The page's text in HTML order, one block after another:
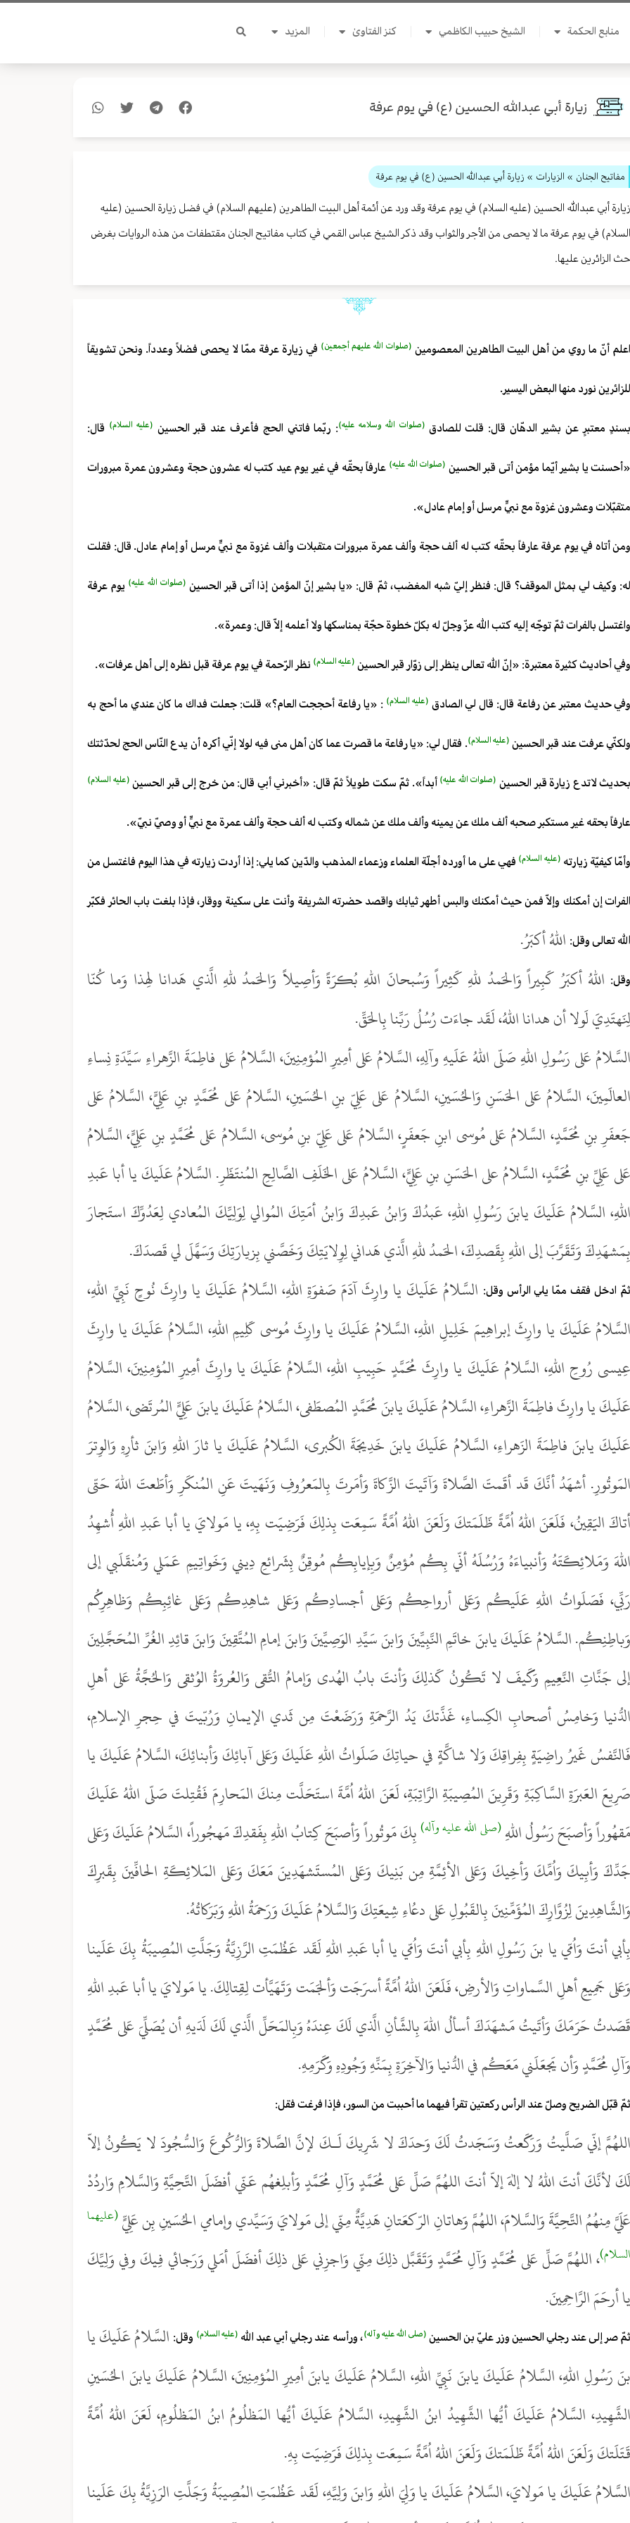
منابع الحكمة الشيخ حبيب الكاظمي كنز الفتاوىٰ المزيد
زيارة أبي عبدالله الحسين (ع) في يوم عرفة
مفاتيح الجنان » الزيارات » زيارة أبي عبدالله الحسين (ع) في يوم عرفة
زيارة أبي عبدالله الحسين (عليه السلام) في يوم عرفة وقد ورد عن أئمة أهل البيت الطاهرين (عليهم السلام) في فضل زيارة الحسين (عليه
السلام) في يوم عرفة ما لا يحصى من الأجر والثواب وقد ذكر الشيخ عباس القمي في كتاب مفاتيح الجنان مقتطفات من هذه الروايات بغرض
حث الزائرين عليها.
اعلم أنّ ما روي من أهل البيت الطاهرين المعصومين (صلوات الله عليهم أجمعين) في زيارة عرفة ممّا لا يحصى فضلاً وعدداً. ونحن تشويقاً
للزائرين نورد منها البعض اليسير.
بسندٍ معتبرٍ عن بشير الدهّان قال: قلت للصادق (صلوات الله وسلامه عليه): ربّما فاتني الحج فأعرف عند قبر الحسين (عليه السلام) قال:
«أحسنت يا بشير أيّما مؤمن أتى قبر الحسين (صلوات الله عليه) عارفاً بحقّه في غير يوم عيد كتب له عشرون حجة وعشرون عمرة مبرورات
متقبّلات وعشرون غزوة مع نبيٍّ مرسل أو إمام عادل».
ومن أتاه في يوم عرفة عارفاً بحقّه كتب له ألف حجة وألف عمرة مبرورات متقبلات وألف غزوة مع نبيٍّ مرسل أو إمام عادل. قال: فقلت
له: وكيف لي بمثل الموقف؟ قال: فنظر إليّ شبه المغضب، ثمّ قال: «يا بشير إنّ المؤمن إذا أتى قبر الحسين (صلوات الله عليه) يوم عرفة
واغتسل بالفرات ثمّ توجّه إليه كتب الله عزّ وجلّ له بكلّ خطوة حجّة بمناسكها ولا أعلمه إلاّ قال: وعمرة».
وفي أحاديث كثيرة معتبرة: «إنّ الله تعالى ينظر إلى زوّار قبر الحسين (عليه السلام) نظر الرّحمة في يوم عرفة قبل نظره إلى أهل عرفات».
وفي حديث معتبر عن رفاعة قال: قال لي الصادق (عليه السلام) : «يا رفاعة أحججت العام؟» قلت: جعلت فداك ما كان عندي ما أحج به
ولكنّي عرفت عند قبر الحسين (عليه السلام). فقال لي: «يا رفاعة ما قصرت عما كان أهل منى فيه لولا إنّي أكره أن يدع النّاس الحج لحدّثتك
بحديث لاتدع زيارة قبر الحسين (صلوات الله عليه) أبداً». ثمّ سكت طويلاً ثمّ قال: «أخبرني أبي قال: من خرج إلى قبر الحسين (عليه السلام)
عارفاً بحقه غير مستكبر صحبه ألف ملك عن يمينه وألف ملك عن شماله وكتب له ألف حجة وألف عمرة مع نبيٍّ أو وصيّ نبيّ».
وأمّا كيفيّة زيارته (عليه السلام) فهي على ما أورده أجلّة العلماء وزعماء المذهب والدّين كما يلي: إذا أردت زيارته في هذا اليوم فاغتسل من
الفرات إن أمكنك وإلاّ فمن حيث أمكنك والبس أطهر ثيابك واقصد حضرته الشريفة وأنت على سكينة ووقار، فإذا بلغت باب الحائر فكبّر
الله تعالى وقل: اللهُ أكبَرُ.
وقل: اللهُ أكبَرُ كَبِيراً وَالحَمدُ للهِ كَثِيراً وَسُبحانَ اللهِ بُكرَةً وَأصِيلاً وَالحَمدُ للهِ الَّذي هَدانا لِهذا وَما كُنّا
لِنَهتَدِيَ لَولا أن هدانا اللهُ، لَقَد جاءَت رُسُلُ رَبِّنا بِالحَقِّ.
السَّلامُ عَلى رَسُولِ اللهِ صَلّى اللهُ عَلَيهِ وآلِهِ، السَّلامُ عَلى أمِيرِ المُؤمِنِينَ، السَّلامُ عَلى فاطِمَةَ الزَّهراءِ سَيِّدَةِ نِساءِ
العالَمِينَ، السَّلامُ عَلى الحَسَنِ وَالحُسَينِ، السَّلامُ عَلى عَلِيّ بنِ الحُسَينِ، السَّلامُ عَلى مُحَمَّدٍ بنِ عَلِيٍّ، السَّلامُ عَلى
جَعفَرِ بنِ مُحَمَّدٍ، السَّلامُ عَلى مُوسى ابنِ جَعفَرٍ، السَّلامُ عَلى عَلِيّ بنِ مُوسى، السَّلامُ عَلى مُحَمَّدٍ بنِ عَلِيٍّ، السَّلامُ
عَلى عَلِيِّ بنِ مُحَمَّدٍ، السَّلامُ على الحَسَنِ بنِ عَلِيٍّ، السَّلامُ عَلى الخَلَفِ الصَّالِحِ المُنتَظَرِ. السَّلامُ عَلَيكَ يا أبا عَبدِ
اللهِ، السَّلامُ عَلَيكَ يابنَ رَسُولِ اللهِ، عَبدُكَ وَابنُ عَبدِكَ وَابنُ أمَتِكَ المُوالي لِوَلِيِّكَ المُعادي لِعَدُوِّكَ استَجارَ
بِمَشهَدِكَ وَتَقَرَّبَ إلى اللهِ بِقَصدِكَ، الحَمدُ للهِ الَّذي هَداني لِوِلايَتِكَ وَخَصَّني بِزيارَتِكَ وَسَهَّلَ لي قَصدَكَ.
ثمّ ادخل فقف ممّا يلي الرأس وقل: السَّلامُ عَلَيكَ يا وارِثَ آدَمَ صَفوَةِ اللهِ، السَّلامُ عَلَيكَ يا وارِثَ نُوحٍ نَبِيِّ اللهِ،
السَّلامُ عَلَيكَ يا وارِثَ إبراهِيمَ خَلِيلِ اللهِ، السَّلامُ عَلَيكَ يا وارِثَ مُوسى كَلِيمِ اللهِ، السَّلامُ عَلَيكَ يا وارِثَ
عِيسى رُوحِ اللهِ، السَّلامُ عَلَيكَ يا وارِثَ مُحَمَّدٍ حَبِيبِ اللهِ، السَّلامُ عَلَيكَ يا وارِثَ أمِيرِ المُؤمِنِينَ، السَّلامُ
عَلَيكَ يا وارِثَ فاطِمَةَ الزَّهراءِ، السَّلامُ عَلَيكَ يابنَ مُحَمَّدٍ المُصطَفى، السَّلامُ عَلَيكَ يابنَ عَلِيٍّ المُرتَضى، السَّلامُ
عَلَيكَ يابنَ فاطِمَةَ الزَهراءِ، السَّلامُ عَلَيكَ يابنَ خَدِيجَةَ الكُبرى، السَّلامُ عَلَيكَ يا ثارَ اللهِ وَابنَ ثأرِهِ وَالوِترَ
المَوتُورِ. أشهَدُ أنَّكَ قَد أقَمتَ الصَّلاةَ وَآتَيتَ الزَّكاةَ وَأمَرتَ بِالمَعرُوفِ وَنَهَيتَ عَنِ المُنكَرِ وَأطَعتَ اللهَ حَتّى
أتاكَ اليَقِينُ، فَلَعَنَ اللهُ اُمَّةً ظَلَمَتكَ وَلَعَنَ اللهُ اُمَّةً سَمِعَت بِذلِكَ فَرَضِيَت بِهِ، يا مَولايَ يا أبا عَبدِ اللهِ أُشهِدُ
اللهَ وَمَلائِكَتَهُ وَأنبياءَهُ وَرُسُلَهُ أنّي بِكُم مُؤمِنٌ وَبِإيابِكُم مُوقِنٌ بِشَرائعِ دِيني وَخَواتِيمِ عَمَلي وَمُنقَلَبي إلى
رَبِّي، فَصَلَواتُ اللهِ عَلَيكُم وَعَلى أرواحِكُم وَعَلى أجسادِكُم وَعَلى شاهِدِكُم وَعَلى غائِبِكُم وَظاهِرِكُم
وَباطِنِكُم. السَّلامُ عَلَيكَ يابنَ خاتَمِ النَّبِيِّينَ وَابنَ سَيِّدِ الوَصِيِّينَ وَابنَ إمامِ المُتَّقِينَ وَابنَ قائِدِ الغُرِّ المُحَجَّلِينَ
إلى جَنَّاتِ النَّعِيمِ وَكَيفَ لا تَكُونُ كَذلِكَ وَأنتَ بابُ الهُدى وَإمامُ التُّقى وَالعُروَةُ الوُثقى وَالحُجَّةُ عَلى أهلِ
الدُّنيا وَخامِسُ أصحابِ الكِساءِ، غَذَّتكَ يَدُ الرَّحمَةِ وَرَضَعْتَ مِن ثَدي الإيمانِ وَرُبّيتَ في حِجرِ الإسلامِ،
فَالنَّفسُ غَيرُ راضِيَةٍ بِفِراقِكَ وَلا شاكَّةٍ في حياتِكَ صَلَواتُ اللهِ عَلَيكَ وَعَلى آبائِكَ وَأبنائِكَ، السَّلامُ عَلَيكَ يا
صَرِيعَ العَبرَةِ السَّاكِبَةِ وَقَرِينَ المُصِيبَةِ الرَّاتِبَةِ، لَعَنَ اللهُ اُمَّةَ استَحَلَّت مِنكَ المَحارِمَ فَقُتِلتَ صَلّى اللهُ عَلَيكَ
مَقهُوراً وَأصبَحَ رَسُولُ اللهِ(صلى الله عليه وآله) بِكَ مَوتُوراً وَأصبَحَ كِتابُ اللهِ بِفَقدِكَ مَهجُوراً، السَّلامُ عَلَيكَ وَعَلى
جَدِّكَ وَأبِيكَ وَاُمِّكَ وَأخِيكَ وَعَلى الأئِمَّةِ مِن بَنِيكَ وَعَلى المُستَشهَدِينَ مَعَكَ وَعَلى المَلائِكَةِ الحافِّينَ بِقَبرِكَ
وَالشَّاهِدِينَ لِزُوَّارِكَ المُؤَمِّنِينَ بِالقَبُولِ عَلى دعُاءِ شِيعَتِكَ وَالسَّلامُ عَلَيكَ وَرَحمَةُ اللهِ وَبَرَكاتُهُ.
بِأبي أنتَ وَاُمّي يا بنَ رَسُولِ اللهِ بِأبي أنتَ وَاُمّي يا أبا عَبدِ اللهِ لَقَد عَظُمَتِ الرَّزِيَّةُ وَجَلَّتِ المُصِيبَةُ بِكَ عَلَينا
وَعَلى جَمِيعِ أهلِ السَّماواتِ وَالأرضِ، فَلَعَنَ اللهُ اُمَّةً أسرَجَت وَألجَمَت وَتَهَيَّأت لِقِتالِكَ. يا مَولايَ يا أبا عَبدِ اللهِ
قَصَدتُ حَرَمَكَ وَأتَيتُ مَشهَدَكَ أسألُ اللهَ بِالشَّأنِ الَّذي لَكَ عِندَهُ وَبِالمَحَلِّ الَّذي لَكَ لَدَيهِ أن يُصَلِّيَ عَلى مُحَمَّدٍ
وَآلِ مُحَمَّدٍ وَأن يَجعَلَني مَعَكُم في الدُّنيا وَالآخِرَةِ بِمَنِّهِ وَجُودِهِ وَكَرَمِهِ.
ثمّ قبّل الضريح وصلّ عند الرأس ركعتين تقرأ فيهما ما أحببت من السور، فإذا فرغت فقل:
اللهُمَّ إنّي صَلَّيتُ وَرَكَعتُ وَسَجَدتُ لَكَ وَحدَكَ لا شَرِيكَ لَـكَ لإنَّ الصَّلاةَ وَالرُّكُوعَ وَالسُّجُودَ لا يَكُونُ إلاّ
لَكَ لأنَّكَ أنتَ اللهُ لا إلهَ إلاّ أنتَ اللهُمَّ صَلِّ عَلى مُحَمَّدٍ وَآلِ مُحَمَّدٍ وَأبلِغهُم عَنّي أفضَلَ التَّحِيَّةِ وَالسَّلامِ وَاردُدْ
عَلَيَّ مِنهُمُ التَّحِيَّةَ وَالسَّلامَ، اللهُمَّ وَهاتانِ الرّكعَتانِ هَدِيَّةٌ مِنّي إلى مَولايَ وَسَيِّدي وإمامي الحُسَينِ بِن عَلِيٍّ (عليهما
السلام)، اللهُمَّ صَلِّ عَلى مُحَمَّدٍ وَآلِ مُحَمَّدٍ وَتَقَبَّل ذلِكَ مِنّي وَاجزِني عَلى ذلِكَ أفضَلَ أمَلي وَرَجائي فِيكَ وفي وَلِيِّكَ
يا أرحَمَ الرَّاحِمِينَ.
ثمّ صر إلى عند رجلي الحسين وزر عليّ بن الحسين (صلى الله عليه وآله)، ورأسه عند رجلي أبي عبد الله (عليه السلام) وقل: السَّلامُ عَلَيكَ يا
بنَ رَسُولِ اللهِ، السَّلامُ عَلَيكَ يابنَ نَبِيِّ اللهِ، السَّلامُ عَلَيكَ يابنَ أمِيرِ المُؤمِنِينَ، السَّلامُ عَلَيكَ يابنَ الحُسَينِ
الشَّهِيدِ، السَّلامُ عَلَيكَ أيُّها الشَّهِيدُ ابنُ الشَّهِيدِ، السَّلامُ عَلَيكَ أيُّها المَظلُومُ ابنُ المَظلُومِ، لَعَنَ اللهُ اُمَّةً
قَتَلَتكَ وَلَعَنَ اللهُ اُمَّةً ظَلَمَتكَ وَلَعَنَ اللهُ اُمَّةً سَمِعَت بِذلِكَ فَرَضِيَت بِهِ.
السَّلامُ عَلَيكَ يا مَولايَ، السَّلامُ عَلَيكَ يا وَلِيَ اللهِ وَابنَ وَلِيِّهِ، لَقَد عَظُمَتِ المُصِيبَةُ وَجَلَّتِ الرَزِيَّةُ بِكَ عَلَينا